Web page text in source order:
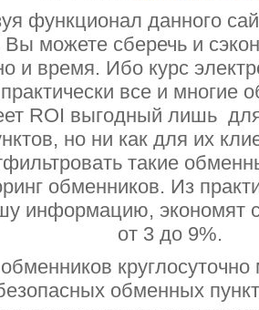
функционал данного
Вы можете сберечь и
и время. Ибо курс
все и многие
ROI выгодный лишь
но ни как для их
такие
обменников. Из
информацию, экономят
от 3 до 9%.
круглосуточно
обменных